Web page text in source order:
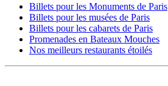
Billets pour les Monuments de Paris
Billets pour les musées de Paris
Billets pour les cabarets de Paris
Promenades en Bateaux Mouches
Nos meilleurs restaurants étoilés